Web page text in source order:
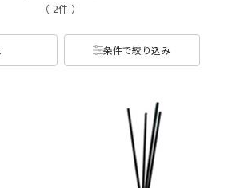
（ 2件 ）
条件で絞り込み